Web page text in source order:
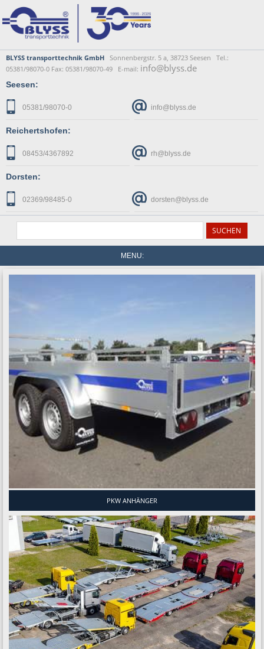
BLYSS transporttechnik GmbH Sonnenbergstr. 5 a, 38723 Seesen Tel.:
05381/98070-0 Fax: 05381/98070-49 E-mail: info@blyss.de
Seesen:
05381/98070-0 info@blyss.de
Reichertshofen:
08453/4367892 rh@blyss.de
Dorsten:
02369/98485-0 dorsten@blyss.de
MENU:
PKW ANHÄNGER